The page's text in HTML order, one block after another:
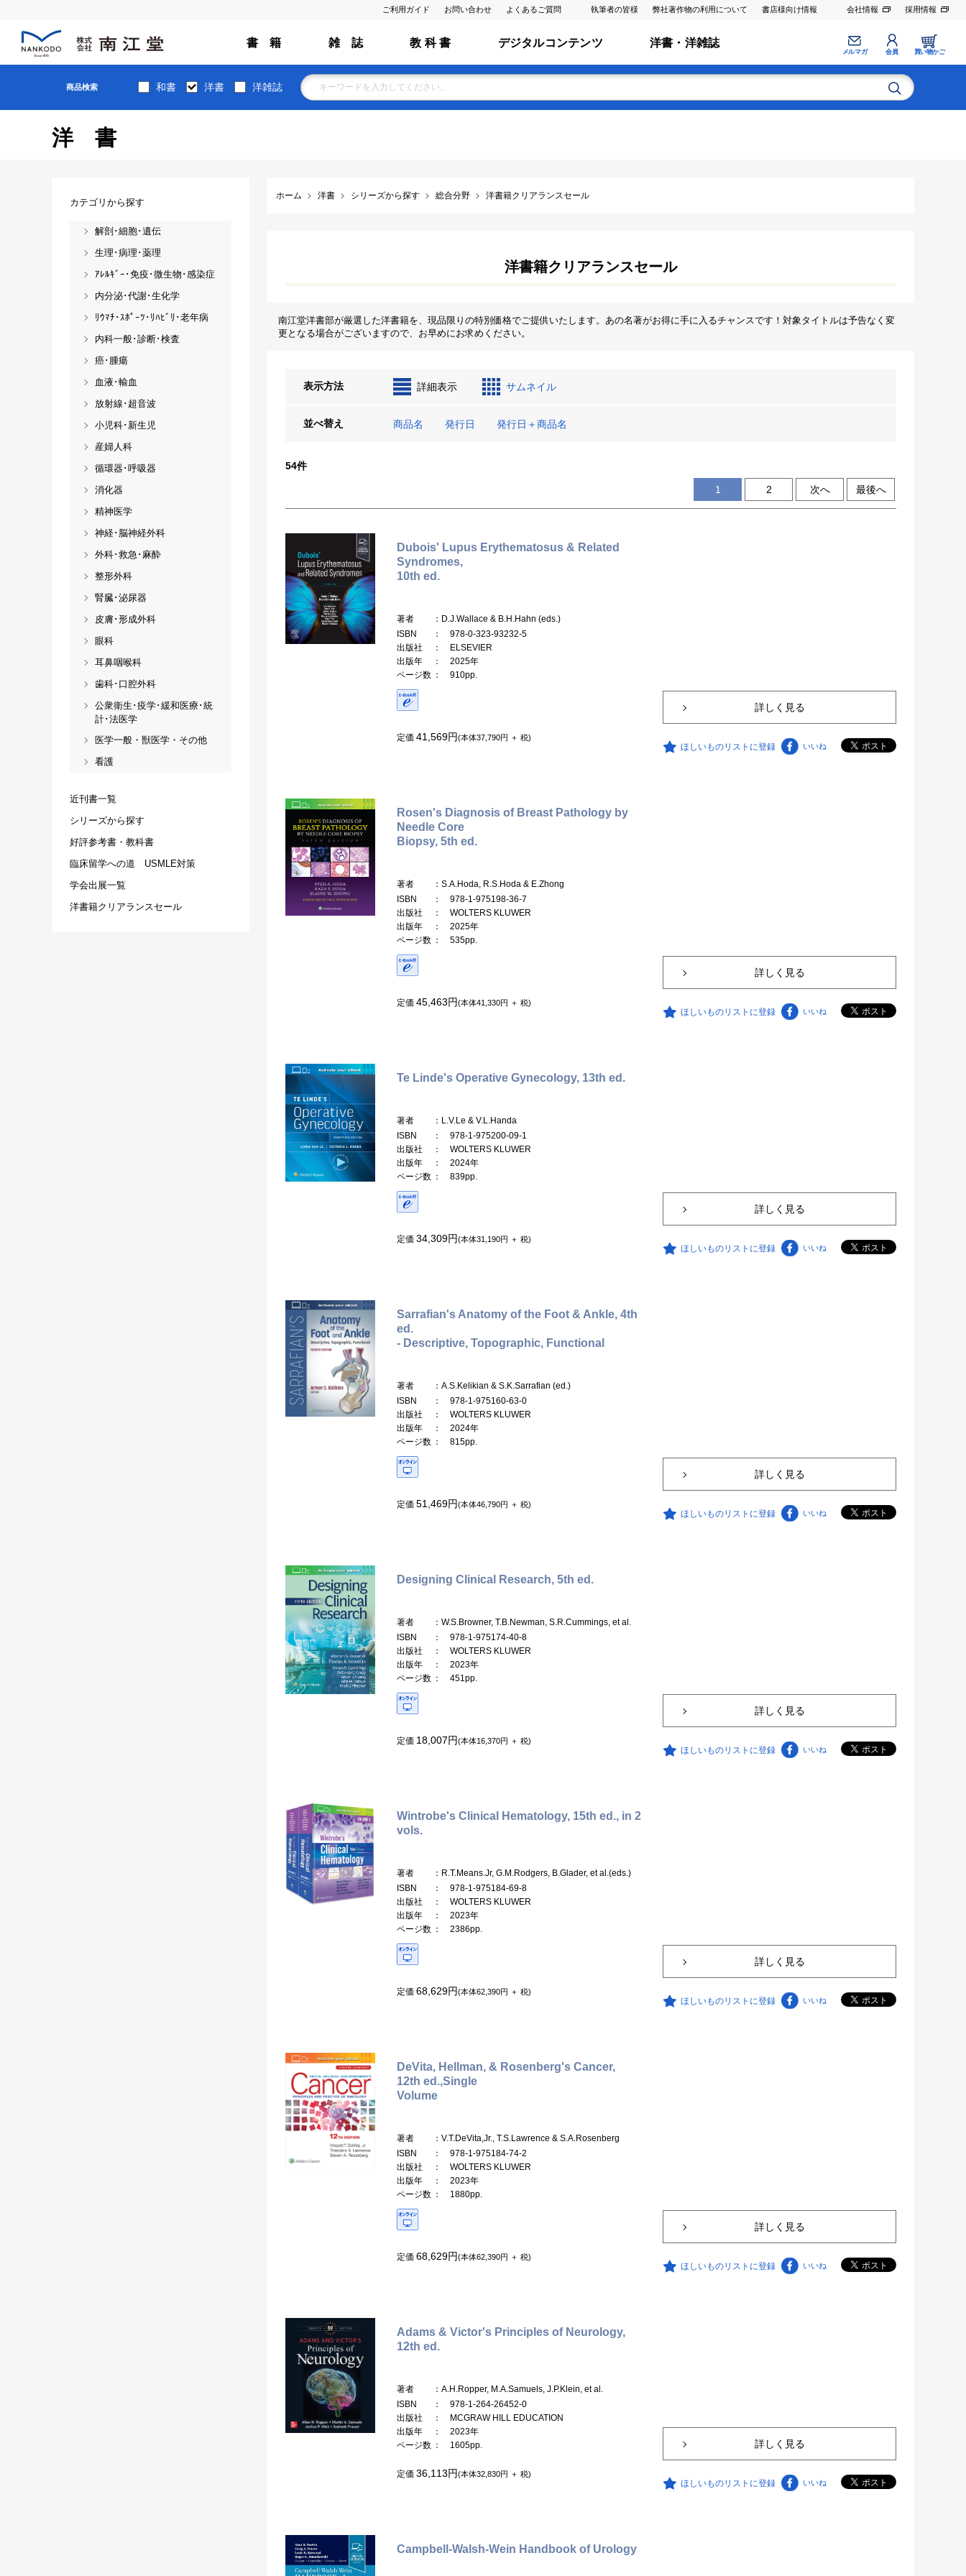
ご利用ガイド お問い合わせ よくあるご質問 執筆者の皆様 弊社著作物の利用について 書店様向け情報 会社情報 採用情報
書 籍 雑 誌 教 科 書 デジタルコンテンツ 洋書・洋雑誌
メルマガ 会員 買い物かご
商品検索 和書 洋書 洋雑誌
洋書
ホーム 洋書 シリーズから探す 総合分野 洋書籍クリアランスセール
洋書籍クリアランスセール
南江堂洋書部が厳選した洋書籍を、現品限りの特別価格でご提供いたします。あの名著がお得に手に入るチャンスです！対象タイトルは予告なく変
更となる場合がございますので、お早めにお求めください。
表示方法 詳細表示 サムネイル
並べ替え 商品名 発行日 発行日＋商品名
54件
1 2 次へ 最後へ
Dubois' Lupus Erythematosus & Related
Syndromes,
10th ed.
著者
：D.J.Wallace & B.H.Hahn (eds.)
ISBN
： 978-0-323-93232-5
出版社
： ELSEVIER
出版年
： 2025年
ページ数 ： 910pp.
定価 41,569円(本体37,790円 ＋ 税)
詳しく見る
ほしいものリストに登録 いいね
Rosen's Diagnosis of Breast Pathology by
Needle Core
Biopsy, 5th ed.
著者
：S.A.Hoda, R.S.Hoda & E.Zhong
ISBN
： 978-1-975198-36-7
出版社
： WOLTERS KLUWER
出版年
： 2025年
ページ数 ： 535pp.
定価 45,463円(本体41,330円 ＋ 税)
詳しく見る
ほしいものリストに登録 いいね
Te Linde's Operative Gynecology, 13th ed.
著者
：L.V.Le & V.L.Handa
ISBN
： 978-1-975200-09-1
出版社
： WOLTERS KLUWER
出版年
： 2024年
ページ数 ： 839pp.
定価 34,309円(本体31,190円 ＋ 税)
詳しく見る
ほしいものリストに登録 いいね
Sarrafian's Anatomy of the Foot & Ankle, 4th
ed.
- Descriptive, Topographic, Functional
著者
：A.S.Kelikian & S.K.Sarrafian (ed.)
ISBN
： 978-1-975160-63-0
出版社
： WOLTERS KLUWER
出版年
： 2024年
ページ数 ： 815pp.
定価 51,469円(本体46,790円 ＋ 税)
詳しく見る
ほしいものリストに登録 いいね
Designing Clinical Research, 5th ed.
著者
：W.S.Browner, T.B.Newman, S.R.Cummings, et al.
ISBN
： 978-1-975174-40-8
出版社
： WOLTERS KLUWER
出版年
： 2023年
ページ数 ： 451pp.
定価 18,007円(本体16,370円 ＋ 税)
詳しく見る
ほしいものリストに登録 いいね
Wintrobe's Clinical Hematology, 15th ed., in 2
vols.
著者
：R.T.Means.Jr, G.M.Rodgers, B.Glader, et al.(eds.)
ISBN
： 978-1-975184-69-8
出版社
： WOLTERS KLUWER
出版年
： 2023年
ページ数 ： 2386pp.
定価 68,629円(本体62,390円 ＋ 税)
詳しく見る
ほしいものリストに登録 いいね
DeVita, Hellman, & Rosenberg's Cancer,
12th ed.,Single
Volume
著者
：V.T.DeVita,Jr., T.S.Lawrence & S.A.Rosenberg
ISBN
： 978-1-975184-74-2
出版社
： WOLTERS KLUWER
出版年
： 2023年
ページ数 ： 1880pp.
定価 68,629円(本体62,390円 ＋ 税)
詳しく見る
ほしいものリストに登録 いいね
Adams & Victor's Principles of Neurology,
12th ed.
著者
：A.H.Ropper, M.A.Samuels, J.P.Klein, et al.
ISBN
： 978-1-264-26452-0
出版社
： MCGRAW HILL EDUCATION
出版年
： 2023年
ページ数 ： 1605pp.
定価 36,113円(本体32,830円 ＋ 税)
詳しく見る
ほしいものリストに登録 いいね
Campbell-Walsh-Wein Handbook of Urology
カテゴリから探す
解剖･細胞･遺伝
生理･病理･薬理
ｱﾚﾙｷﾞｰ･免疫･微生物･感染症
内分泌･代謝･生化学
ﾘｳﾏﾁ･ｽﾎﾟｰﾂ･ﾘﾊﾋﾞﾘ･老年病
内科一般･診断･検査
癌･腫瘍
血液･輸血
放射線･超音波
小児科･新生児
産婦人科
循環器･呼吸器
消化器
精神医学
神経･脳神経外科
外科･救急･麻酔
整形外科
腎臓･泌尿器
皮膚･形成外科
眼科
耳鼻咽喉科
歯科･口腔外科
公衆衛生･疫学･緩和医療･統
計･法医学
医学一般・獣医学・その他
看護
近刊書一覧
シリーズから探す
好評参考書・教科書
臨床留学への道 USMLE対策
学会出展一覧
洋書籍クリアランスセール